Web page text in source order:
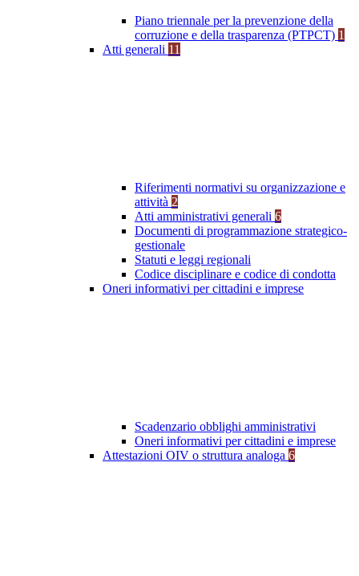
Piano triennale per la prevenzione della
corruzione e della trasparenza (PTPCT) 1
Atti generali 11
Riferimenti normativi su organizzazione e
attività 2
Atti amministrativi generali 6
Documenti di programmazione strategico-
gestionale
Statuti e leggi regionali
Codice disciplinare e codice di condotta
Oneri informativi per cittadini e imprese
Scadenzario obblighi amministrativi
Oneri informativi per cittadini e imprese
Attestazioni OIV o struttura analoga 6